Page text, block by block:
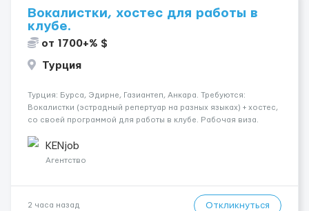
Вокалистки, хостес для работы в
клубе.
от 1700+% $
Турция
Турция: Бурса, Эдирне, Газиантеп, Анкара. Требуются:
Вокалистки (эстрадный репертуар на разных языках) + хостеc,
со своей программой для работы в клубе. Рабочая виза.
одного до трех месяцев. Мед. страховка. Высокая зарплат...
KENjob
Агентство
2 часа назад Откликнуться